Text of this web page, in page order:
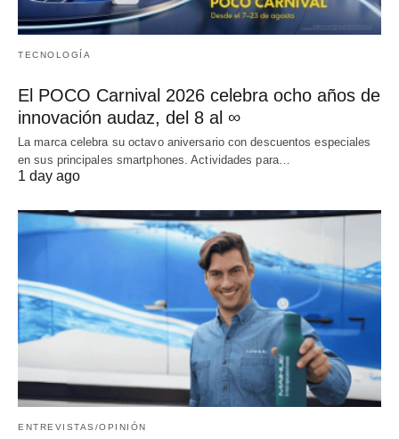
TECNOLOGÍA
El POCO Carnival 2026 celebra ocho años de
innovación audaz, del 8 al ∞
La marca celebra su octavo aniversario con descuentos especiales
en sus principales smartphones. Actividades para…
1 day ago
ENTREVISTAS/OPINIÓN